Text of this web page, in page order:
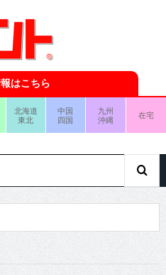
はこちら
北海道
東北
中国
四国
九州
沖縄
在宅